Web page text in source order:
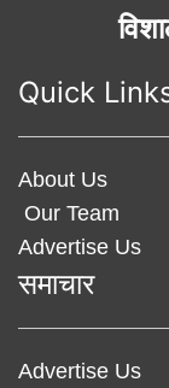
Quick
About Us
Our Team
Advertise Us
समाचार
Advertise Us